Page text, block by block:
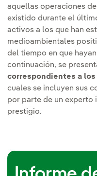
aquellas operaciones
existido durante el
activos a los que han
medioambientales
del tiempo en que
continuación, se
correspondientes a
cuales se incluyen sus
por parte de un experto
prestigio.